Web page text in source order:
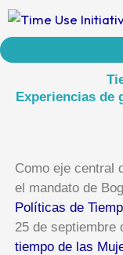
contenido
Experiencias de
Como eje central
el mandato de
Políticas de
25 de septiembre
tiempo de las